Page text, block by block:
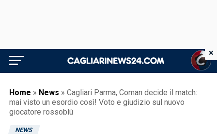
Home » News » Cagliari Parma, Coman decide il match:
mai visto un esordio così! Voto e giudizio sul nuovo
giocatore rossoblù
NEWS
×